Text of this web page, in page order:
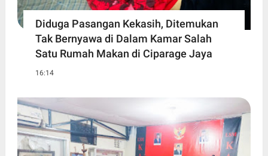
Diduga Pasangan Kekasih, Ditemukan
Tak Bernyawa di Dalam Kamar Salah
Satu Rumah Makan di Ciparage Jaya
16:14